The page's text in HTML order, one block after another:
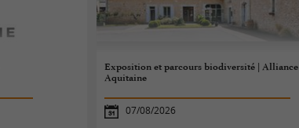
Exposition et parcours biodiversité | Alliance
Aquitaine
07/08/2026